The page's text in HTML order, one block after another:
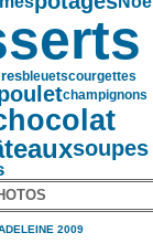
bleuetscourgettes
champignons
soupes